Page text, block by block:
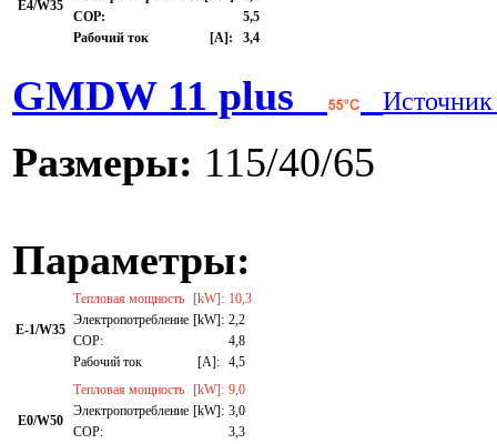
E4/W35
СОР:
5,5
Рабочий ток
[A]: 3,4
GMDW 11 plus
Размеры: 115/40/65
Параметры:
E-1/W35
Тепловая мощность [kW]: 10,3
Электропотребление [kW]: 2,2
СОР:
4,8
Рабочий ток
[A]: 4,5
E0/W50
Тепловая мощность [kW]: 9,0
Электропотребление [kW]: 3,0
СОР:
3,3